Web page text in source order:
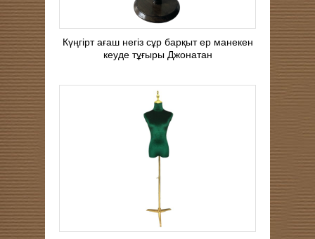
Күңгірт ағаш негіз сұр барқыт ер манекен
кеуде тұғыры Джонатан